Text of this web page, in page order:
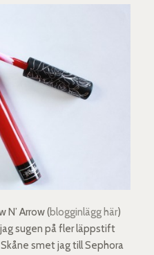
Arrow (blogginlägg här)
sugen på fler läppstift
Skåne smet jag till Sephora